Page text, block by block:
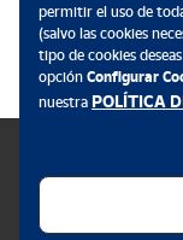
Política de cookies
permitir el uso de
(salvo las cookies
tipo de cookies
opción Configurar
nuestra POLÍTICA